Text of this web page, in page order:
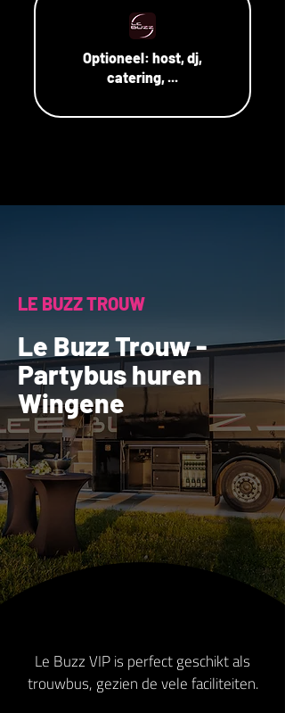
Optioneel: host, dj,
catering, ...
LE BUZZ TROUW
Le Buzz Trouw -
Partybus huren
Wingene
Le Buzz VIP is perfect geschikt als
trouwbus, gezien de vele faciliteiten.